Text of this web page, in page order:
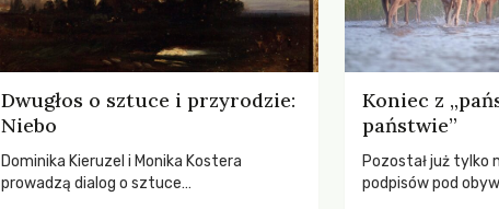
Dwugłos o sztuce i przyrodzie:
Niebo
Dominika Kieruzel i Monika Kostera
prowadzą dialog o sztuce
Koniec z
państwie”
Pozostał już tylko
podpisów pod